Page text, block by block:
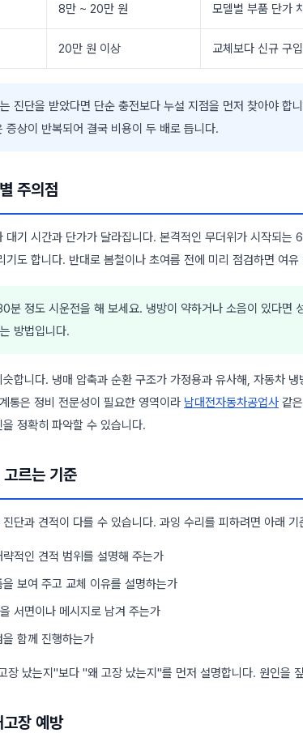
8만 ~ 20만 원 모델별 부품 단가
20만 원 이상 교체보다 신규 구
진단을 받았다면 단순 충전보다 누설 지점을 먼저 찾아야 합
증상이 반복되어 결국 비용이 두 배로 듭니다.
주의점
대기 시간과 단가가 달라집니다. 본격적인 무더위가 시작되는
기도 합니다. 반대로 봄철이나 초여름 전에 미리 점검하면 여
분 정도 시운전을 해 보세요. 냉방이 약하거나 소음이 있다면
방법입니다.
합니다. 냉매 압축과 순환 구조가 가정용과 유사해, 자동차
통은 정비 전문성이 필요한 영역이라 남대전자동차공업사 같
정확히 파악할 수 있습니다.
르는 기준
단과 견적이 다를 수 있습니다. 과잉 수리를 피하려면 아래
적인 견적 범위를 설명해 주는가
보여 주고 교체 이유를 설명하는가
서면이나 메시지로 남겨 주는가
함께 진행하는가
장 났는지"보다 "왜 고장 났는지"를 먼저 설명합니다. 원인을
장 예방